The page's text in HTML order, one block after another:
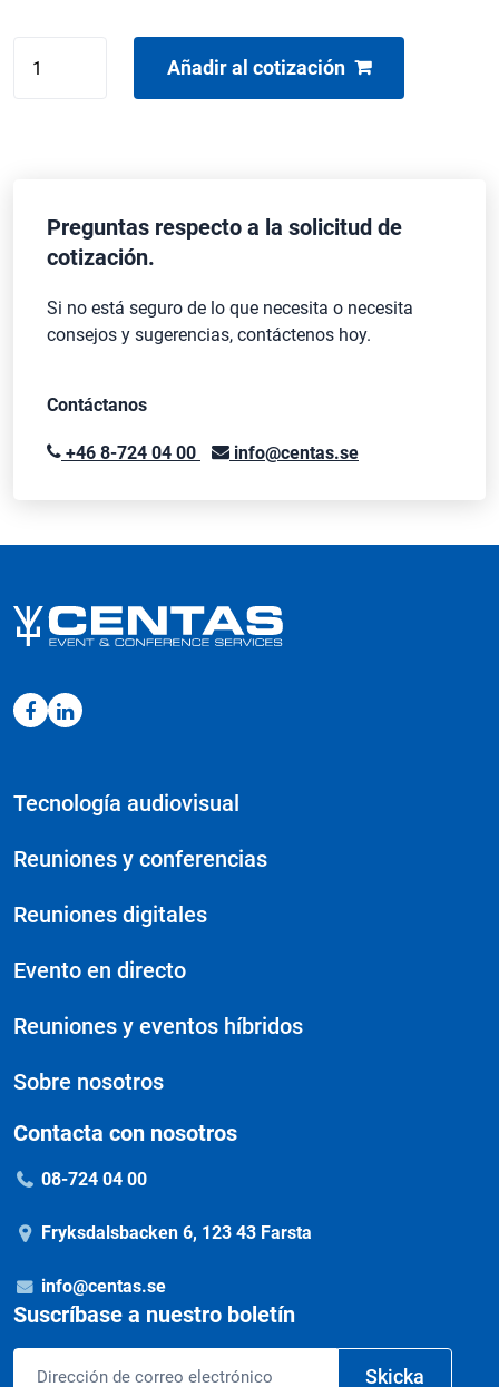
402-
Añadir al cotización
Preguntas respecto a la solicitud de
cotización.
Si no está seguro de lo que necesita o necesita
consejos y sugerencias, contáctenos hoy.
Contáctanos
+46 8-724 04 00 info@centas.se
Tecnología audiovisual
Reuniones y conferencias
Reuniones digitales
Evento en directo
Reuniones y eventos híbridos
Sobre nosotros
Contacta con nosotros
08-724 04 00
Fryksdalsbacken 6, 123 43 Farsta
info@centas.se
Suscríbase a nuestro boletín
Skicka